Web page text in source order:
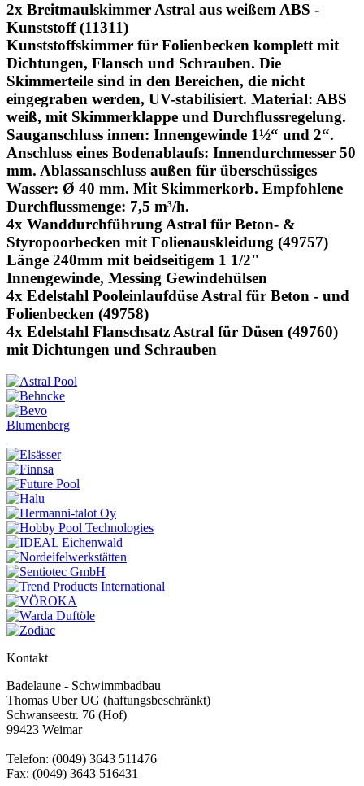
2x Breitmaulskimmer Astral aus weißem ABS -
Kunststoff (11311)
Kunststoffskimmer für Folienbecken komplett mit
Dichtungen, Flansch und Schrauben. Die
Skimmerteile sind in den Bereichen, die nicht
eingegraben werden, UV-stabilisiert. Material: ABS
weiß, mit Skimmerklappe und Durchflussregelung.
Sauganschluss innen: Innengewinde 1½“ und 2“.
Anschluss eines Bodenablaufs: Innendurchmesser 50
mm. Ablassanschluss außen für überschüssiges
Wasser: Ø 40 mm. Mit Skimmerkorb. Empfohlene
Durchflussmenge: 7,5 m³/h.
4x Wanddurchführung Astral für Beton- &
Styropoorbecken mit Folienauskleidung (49757)
Länge 240mm mit beidseitigem 1 1/2"
Innengewinde, Messing Gewindehülsen
4x Edelstahl Pooleinlaufdüse Astral für Beton - und
Folienbecken (49758)
4x Edelstahl Flanschsatz Astral für Düsen (49760)
mit Dichtungen und Schrauben
Blumenberg
Kontakt
Badelaune - Schwimmbadbau
Thomas Uber UG (haftungsbeschränkt)
Schwanseestr. 76 (Hof)
99423 Weimar
Telefon: (0049) 3643 511476
Fax: (0049) 3643 516431